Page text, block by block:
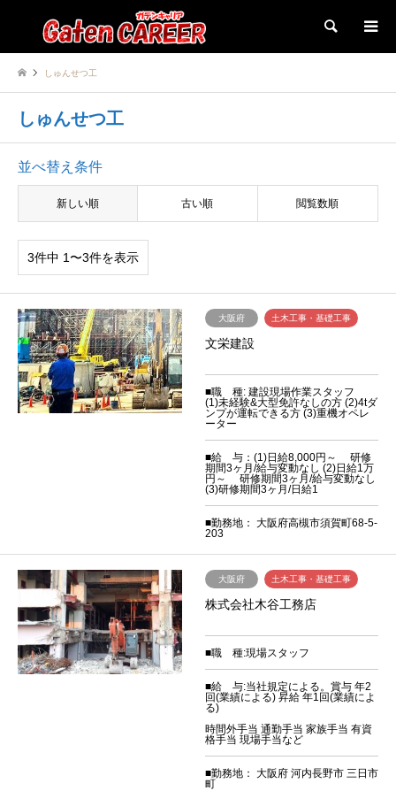
検索
しゅんせつ工
しゅんせつ工
並べ替え条件
新しい順 古い順 閲覧数順
3件中 1〜3件を表示
大阪府 土木工事・基礎工事
文栄建設
■職 種: 建設現場作業スタッフ
(1)未経験&大型免許なしの方 (2)4tダ
ンプが運転できる方 (3)重機オペレ
ーター
■給 与：(1)日給8,000円～ 研修
期間3ヶ月/給与変動なし (2)日給1万
円～ 研修期間3ヶ月/給与変動なし
(3)研修期間3ヶ月/日給1
■勤務地： 大阪府高槻市須賀町68-5-
203
大阪府 土木工事・基礎工事
株式会社木谷工務店
■職 種:現場スタッフ
■給 与:当社規定による。賞与 年2
回(業績による) 昇給 年1回(業績によ
る)
時間外手当 通勤手当 家族手当 有資
格手当 現場手当など
■勤務地： 大阪府 河内長野市 三日市
町